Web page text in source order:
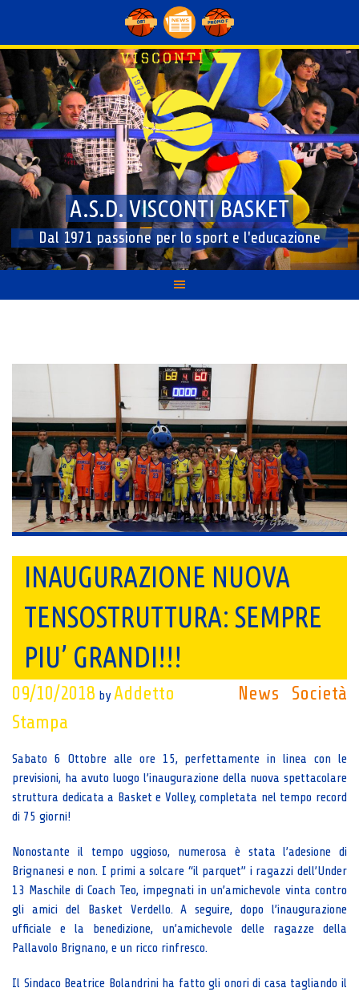
content
A.S.D. VISCONTI BASKET
Dal 1971 passione per lo sport e l'educazione
INAUGURAZIONE NUOVA
TENSOSTRUTTURA: SEMPRE
PIU’ GRANDI!!!
News Società
09/10/2018 by Addetto
Stampa
Sabato 6 Ottobre alle ore 15, perfettamente in linea con le
previsioni, ha avuto luogo l’inaugurazione della nuova spettacolare
struttura dedicata a Basket e Volley, completata nel tempo record
di 75 giorni!
Nonostante il tempo uggioso, numerosa è stata l’adesione di
Brignanesi e non. I primi a solcare “il parquet” i ragazzi dell’Under
13 Maschile di Coach Teo, impegnati in un’amichevole vinta contro
gli amici del Basket Verdello. A seguire, dopo l’inaugurazione
ufficiale e la benedizione, un’amichevole delle ragazze della
Pallavolo Brignano, e un ricco rinfresco.
Il Sindaco Beatrice Bolandrini ha fatto gli onori di casa tagliando il